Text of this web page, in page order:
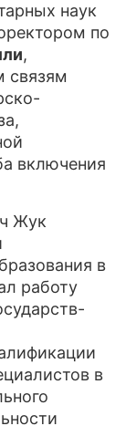
наук
по
,
связям
включения
Жук
в
работу
в